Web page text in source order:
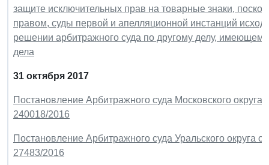
защите исключительных прав на товарные знаки,
правом, суды первой и апелляционной инстанций
решении арбитражного суда по другому делу,
дела
31 октября 2017
Постановление Арбитражного суда Московского
240018/2016
Постановление Арбитражного суда Уральского округа
27483/2016